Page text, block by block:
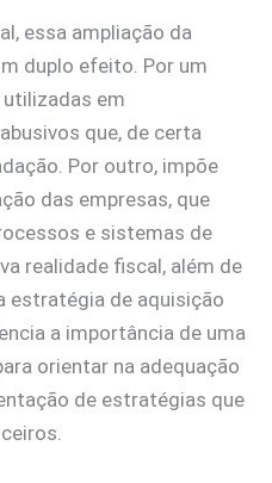
essa ampliação da
duplo efeito. Por um
utilizadas em
que, de certa
Por outro, impõe
das empresas, que
e sistemas de
realidade fiscal, além de
estratégia de aquisição
a importância de uma
orientar na adequação
de estratégias que